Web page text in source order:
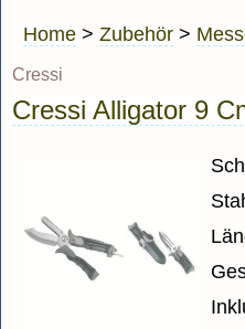
Home > Zubehör >
Cressi
Cressi Alligator 9